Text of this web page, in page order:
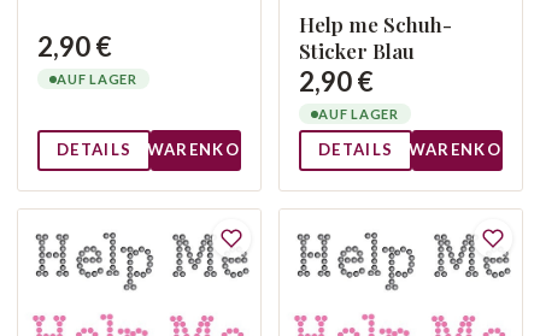
2,90 €
AUF LAGER
DETAILS WARENKORB
Help me Schuh-
Sticker Blau
2,90 €
AUF LAGER
DETAILS WARENKORB